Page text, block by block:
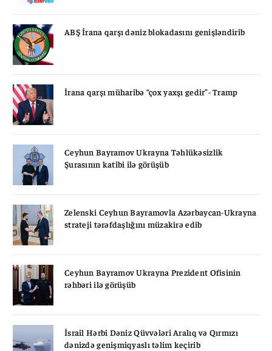
ABŞ İrana qarşı dəniz blokadasını genişləndirib
İrana qarşı müharibə “çox yaxşı gedir”- Tramp
Ceyhun Bayramov Ukrayna Təhlükəsizlik
Şurasının katibi ilə görüşüb
Zelenski Ceyhun Bayramovla Azərbaycan-Ukrayna
strateji tərəfdaşlığını müzakirə edib
Ceyhun Bayramov Ukrayna Prezident Ofisinin
rəhbəri ilə görüşüb
İsrail Hərbi Dəniz Qüvvələri Aralıq və Qırmızı
dənizdə genişmiqyaslı təlim keçirib